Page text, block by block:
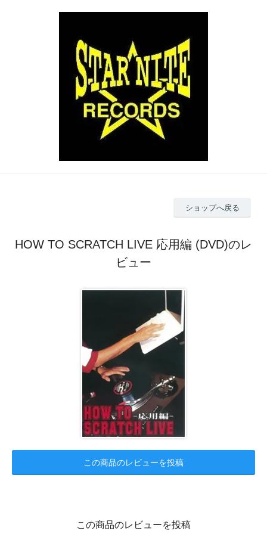
ショップへ戻る
HOW TO SCRATCH LIVE 応用編 (DVD)のレ
ビュー
この商品のレビューを投稿
この商品のレビューを投稿